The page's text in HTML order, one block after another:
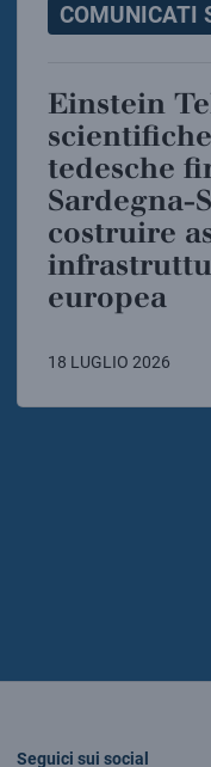
COMUNICATI
Einstein Telescope: istituzioni
tedesche
Sardegna-
costruire
europea
18 LUGLIO 2026
Seguici sui social